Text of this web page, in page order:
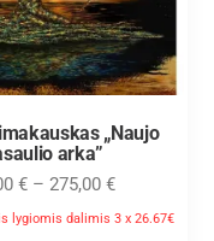
„Naujo
arka”
€ – 275,00 €
lygiomis dalimis 3 x 26.67€